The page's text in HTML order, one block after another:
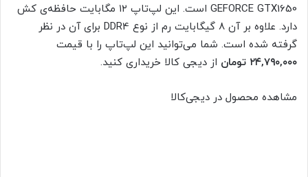
GEFORCE GTX1650 است. این لپ‌تاپ ۱۲ مگابایت حافظه‌ی کش
دارد. علاوه بر آن ۸ گیگابایت رم از نوع DDR4 برای آن در نظر
گرفته شده است. شما می‌توانید این لپ‌تاپ را با قیمت
۲۴,۷۹۰,۰۰۰ تومان
از دیجی کالا خریداری کنید.
مشاهده محصول در دیجی‌کالا